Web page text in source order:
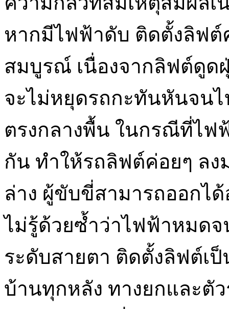
หากมีไฟฟ้าดับ ติดตั้งลิฟต์
สมบูรณ์ เนื่องจากลิฟต์ดูด
จะไม่หยุดรถกะทันหันจน
ตรงกลางพื้น ในกรณีที่ไฟ
กัน ทำให้รถลิฟต์ค่อยๆ ล
ล่าง ผู้ขับขี่สามารถออกไ
ไม่รู้ด้วยซ้ำว่าไฟฟ้าหมดจ
ระดับสายตา ติดตั้งลิฟต์เ
บ้านทุกหลัง ทางยกและตั